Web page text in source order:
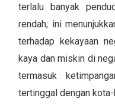
terlalu banyak
rendah; ini
terhadap kekayaan
kaya dan miskin di
termasuk
tertinggal dengan